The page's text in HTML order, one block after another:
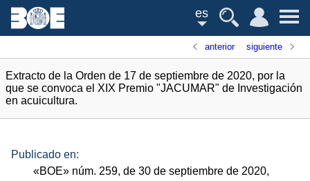
es
anterior siguiente
Extracto de la Orden de 17 de septiembre de 2020, por la
que se convoca el XIX Premio "JACUMAR" de Investigación
en acuicultura.
Publicado en:
«BOE» núm. 259, de 30 de septiembre de 2020,